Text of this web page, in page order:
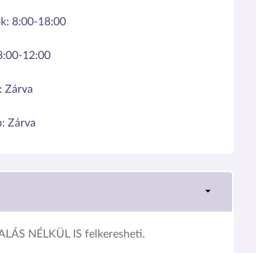
8:00-18:00
12:00
Zárva
Zárva
NÉLKÜL IS felkeresheti.